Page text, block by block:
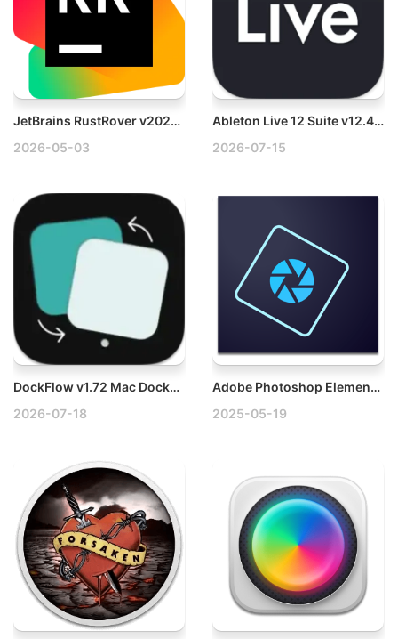
JetBrains RustRover v2026.1.1 Mac Rust专用IDE编辑器
2026-05-03
Ableton Live 12 Suite v12.4.3 Mac音乐创作软件套装破解版
2026-07-15
DockFlow v1.72 Mac Dock布局工具破解版
2026-07-18
Adobe Photoshop Elements 2023 v21.0 Mac破解版下载
2025-05-19